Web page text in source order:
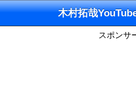
木村拓哉
スポンサ